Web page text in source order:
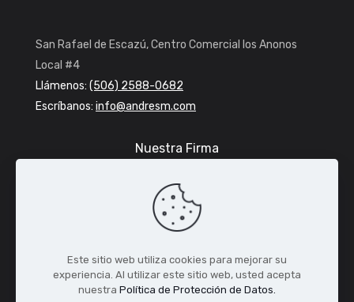
San Rafael de Escazú, Centro Comercial los Anonos
Local #4
Llámenos: (506) 2588-0682
Escríbanos: info@andresm.com
Nuestra Firma
Proyectos
FUNARIS
Centro de Conocimiento
Noticias y Premios
Este sitio web utiliza cookies para mejorar su
experiencia. Al utilizar este sitio web, usted acepta
nuestra Política de Protección de Datos.